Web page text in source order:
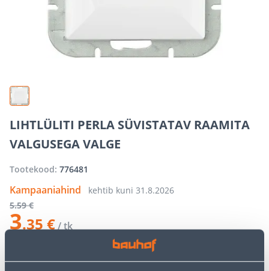
LIHTLÜLITI PERLA SÜVISTATAV RAAMITA
VALGUSEGA VALGE
Tootekood: 776481
Kampaaniahind kehtib kuni 31.8.2026
5.59 €
3.35 €/ tk
− + LISA OSTUKORVI